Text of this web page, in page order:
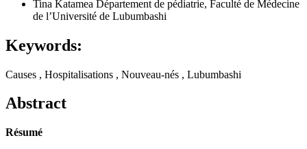
Tina Katamea Département de pédiatrie, Faculté de Médecine
de l’Université de Lubumbashi
Keywords:
Causes , Hospitalisations , Nouveau-nés , Lubumbashi
Abstract
Résumé